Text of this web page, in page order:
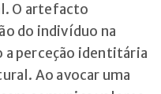
O artefacto
do indivíduo na
perceção identitária
Ao avocar uma